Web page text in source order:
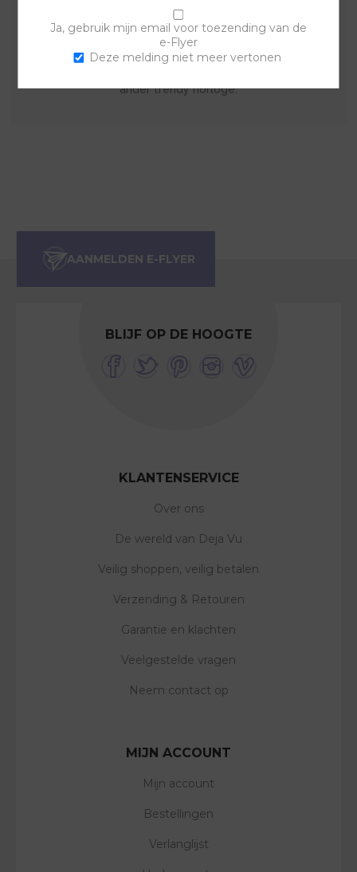
De sierring is gemaakt van acryl. Met deze kunststof
sierring en een van de banden kan je zelf je horloge
ander trendy horloge.
BLIJF OP DE HOOGTE
KLANTENSERVICE
Over ons
De wereld van Deja Vu
Veilig shoppen, veilig betalen
Verzending & Retouren
Garantie en klachten
Veelgestelde vragen
Neem contact op
MIJN ACCOUNT
Mijn account
Bestellingen
Verlanglijst
Ja, gebruik mijn email voor toezending van de
e-Flyer
Deze melding niet meer vertonen